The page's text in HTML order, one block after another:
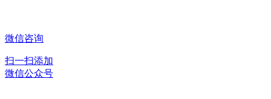
微信咨询
扫一扫添加
微信公众号